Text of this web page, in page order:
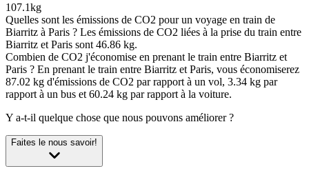
107.1kg
Quelles sont les émissions de CO2 pour un voyage en train de
Biarritz à Paris ? Les émissions de CO2 liées à la prise du train entre
Biarritz et Paris sont 46.86 kg.
Combien de CO2 j'économise en prenant le train entre Biarritz et
Paris ? En prenant le train entre Biarritz et Paris, vous économiserez
87.02 kg d'émissions de CO2 par rapport à un vol, 3.34 kg par
rapport à un bus et 60.24 kg par rapport à la voiture.
Y a-t-il quelque chose que nous pouvons améliorer ?
Faites le nous savoir!